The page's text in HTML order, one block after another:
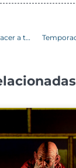
USM fortalece su quehacer a través de la vinculación permanente con la industria